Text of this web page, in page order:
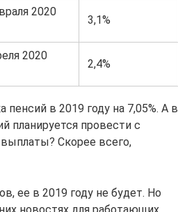
2020
3,1%
2020
2,4%
в 2019 году на 7,05%. А в
планируется провести с
Скорее всего,
ее в 2019 году не будет. Но